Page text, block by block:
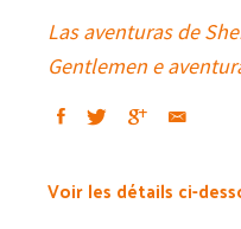
Las aventuras de
Gentlemen e
Voir les détails ci-